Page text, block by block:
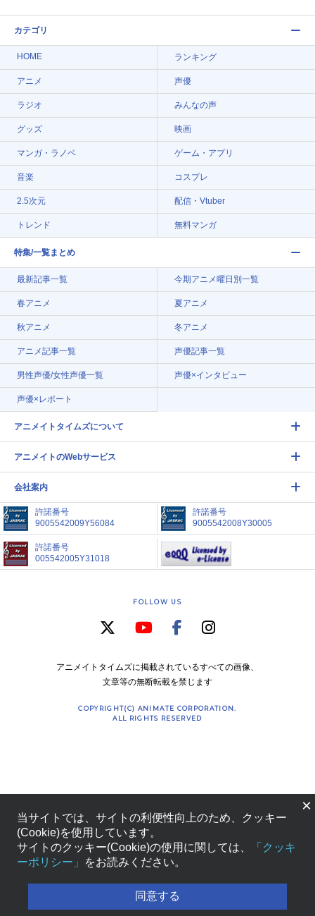
カテゴリ
HOME ランキング
アニメ 声優
ラジオ みんなの声
グッズ 映画
マンガ・ラノベ ゲーム・アプリ
音楽 コスプレ
2.5次元 配信・Vtuber
トレンド 無料マンガ
特集/一覧まとめ
最新記事一覧 今期アニメ曜日別一覧
春アニメ 夏アニメ
秋アニメ 冬アニメ
アニメ記事一覧 声優記事一覧
男性声優/女性声優一覧 声優×インタビュー
声優×レポート
アニメイトタイムズについて
アニメイトのWebサービス
会社案内
許諾番号
9005542009Y56084
許諾番号
9005542008Y30005
許諾番号
005542005Y31018
FOLLOW US
アニメイトタイムズに掲載されているすべての画像、
文章等の無断転載を禁じます
COPYRIGHT(C) ANIMATE CORPORATION.
ALL RIGHTS RESERVED
×
当サイトでは、サイトの利便性向上のため、クッキー
(Cookie)を使用しています。
サイトのクッキー(Cookie)の使用に関しては、
「クッキ
ーポリシー」
をお読みください。
同意する